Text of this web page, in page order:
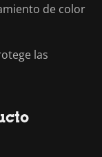
de color
las